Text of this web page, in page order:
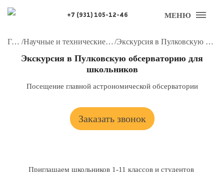
+7 (931) 105-12-46 МЕНЮ
Главная / Научные и технические экскурсии для школьников/ Экскурсия в Пулковскую обсерваторию для школьников
Экскурсия в Пулковскую обсерваторию для
школьников
Посещение главной астрономической обсерватории
Заказать звонок
Приглашаем школьников 1-11 классов и студентов